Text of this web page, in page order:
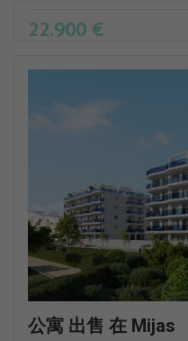
22.900 €
公寓 出售 在 Mijas